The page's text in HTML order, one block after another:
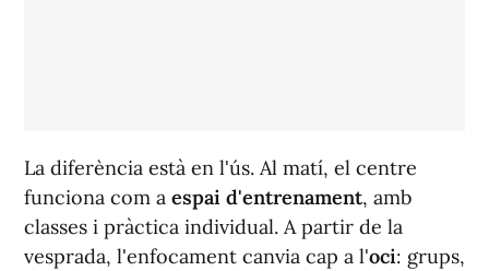
La diferència està en l'ús. Al matí, el centre
funciona com a espai d'entrenament, amb
classes i pràctica individual. A partir de la
vesprada, l'enfocament canvia cap a l'oci: grups,